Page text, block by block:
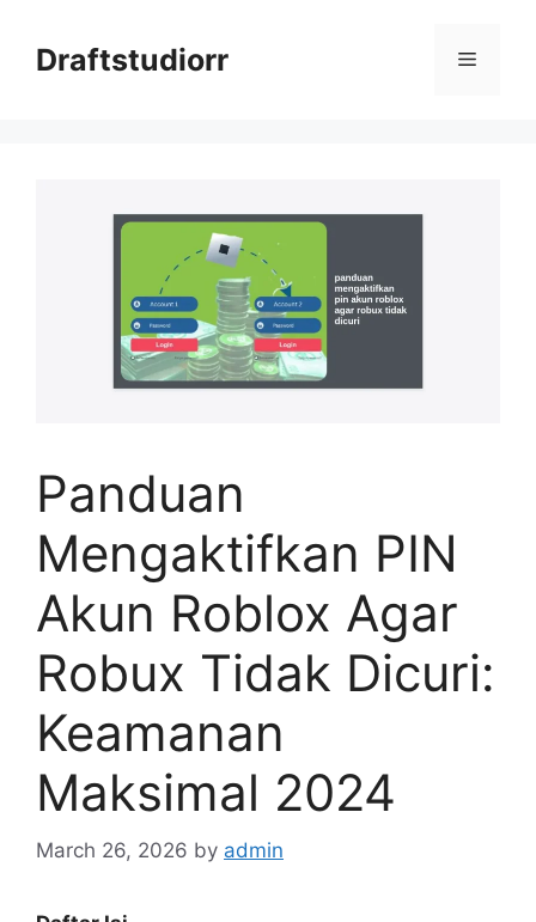
contentDraftstudiorr Menu
Panduan
Mengaktifkan PIN
Akun Roblox Agar
Robux Tidak Dicuri:
Keamanan
Maksimal 2024
March 26, 2026 by admin